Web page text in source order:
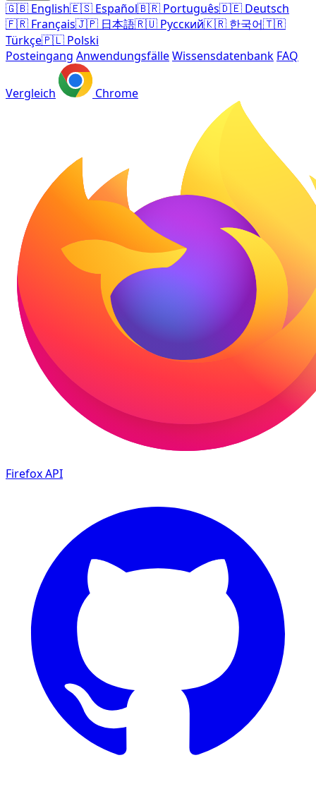
🇬🇧 English🇪🇸 Español🇧🇷 Português🇩🇪 Deutsch
🇫🇷 Français🇯🇵 日本語🇷🇺 Русский🇰🇷 한국어🇹🇷
Türkçe🇵🇱 Polski
Posteingang AnwendungsfälleWissensdatenbank FAQ
Vergleich Chrome
FirefoxAPI